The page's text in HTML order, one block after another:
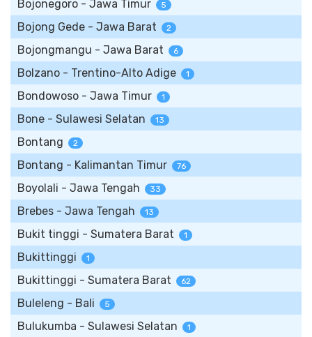
Bojonegoro - Jawa Timur 5
Bojong Gede - Jawa Barat 2
Bojongmangu - Jawa Barat 6
Bolzano - Trentino-Alto Adige 1
Bondowoso - Jawa Timur 1
Bone - Sulawesi Selatan 13
Bontang 2
Bontang - Kalimantan Timur 76
Boyolali - Jawa Tengah 33
Brebes - Jawa Tengah 13
Bukit tinggi - Sumatera Barat 1
Bukittinggi 1
Bukittinggi - Sumatera Barat 62
Buleleng - Bali 5
Bulukumba - Sulawesi Selatan 1